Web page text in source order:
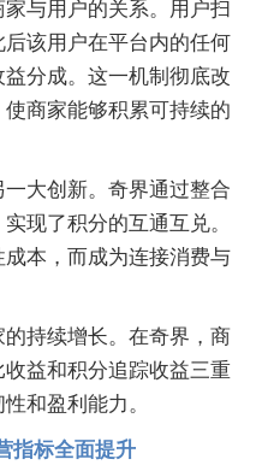
与用户的关系。用户扫
该用户在平台内的任何
分成。这一机制彻底改
商家能够积累可持续的
大创新。奇界通过整合
现了积分的互通互兑。
本，而成为连接消费与
持续增长。在奇界，商
益和积分追踪收益三重
和盈利能力。
指标全面提升